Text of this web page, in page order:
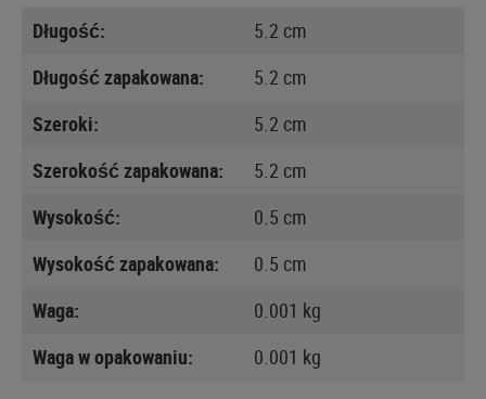
Długość:
5.2 cm
Długość zapakowana:
5.2 cm
Szeroki:
5.2 cm
Szerokość zapakowana:
5.2 cm
Wysokość:
0.5 cm
Wysokość zapakowana:
0.5 cm
Waga:
0.001 kg
Waga w opakowaniu:
0.001 kg